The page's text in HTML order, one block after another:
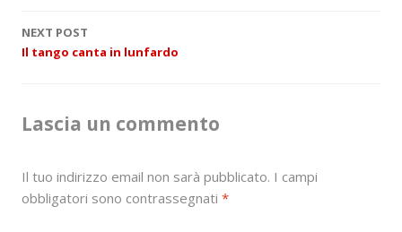
s
n
v
NEXT POST
Il tango canta in lunfardo
Lascia un commento
Il tuo indirizzo email non sarà pubblicato. I campi
obbligatori sono contrassegnati *